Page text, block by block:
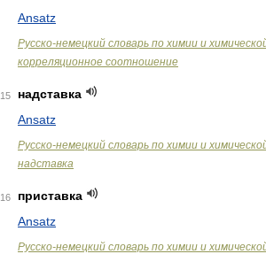
Ansatz
Русско-немецкий словарь по химии и
корреляционное соотношение
15
надставка
Ansatz
Русско-немецкий словарь по химии и
надставка
16
приставка
Ansatz
Русско-немецкий словарь по химии и